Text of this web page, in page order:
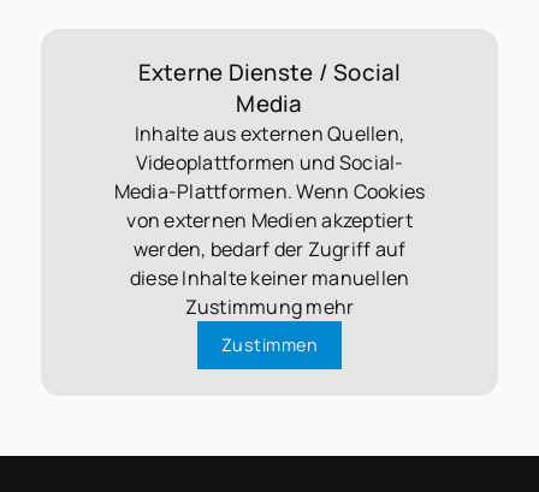
Externe Dienste / Social
Media
Inhalte aus externen Quellen,
Videoplattformen und Social-
Media-Plattformen. Wenn Cookies
von externen Medien akzeptiert
werden, bedarf der Zugriff auf
diese Inhalte keiner manuellen
Zustimmung mehr
Zustimmen